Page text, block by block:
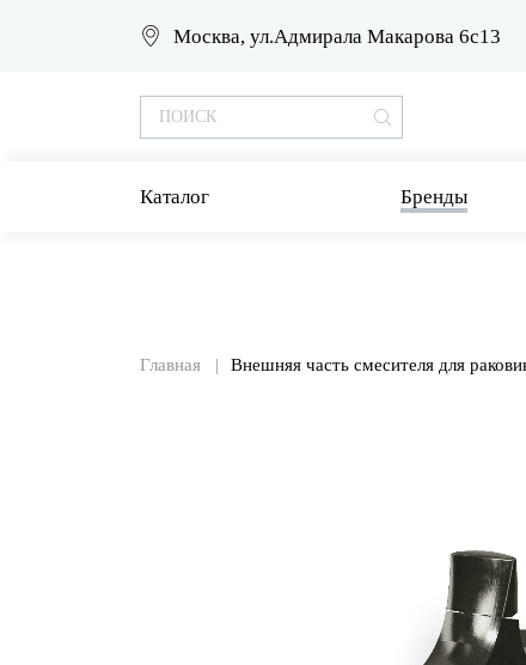
Москва, ул.Адмирала Макарова 6с13
Каталог Бренды
Главная Внешняя часть смесителя для